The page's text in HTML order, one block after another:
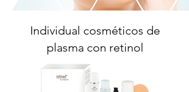
Individual cosméticos de
plasma con retinol